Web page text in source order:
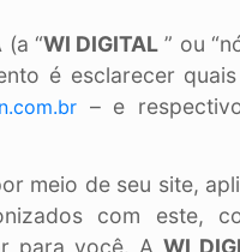
(a “WI DIGITAL ” ou
é esclarecer
– e
meio de seu site,
com este,
para você. A WI